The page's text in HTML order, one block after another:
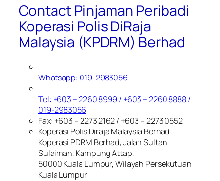
Contact Pinjaman Peribadi
Koperasi Polis DiRaja
Malaysia (KPDRM) Berhad
Whatsapp: 019-2983056
Tel: +603 – 2260 8999 / +603 – 2260 8888 /
019-2983056
Fax: +603 – 2273 2162 / +603 – 2273 0552
Koperasi Polis Diraja Malaysia Berhad
Koperasi PDRM Berhad, Jalan Sultan
Sulaiman, Kampung Attap,
50000 Kuala Lumpur, Wilayah Persekutuan
Kuala Lumpur